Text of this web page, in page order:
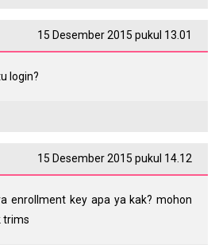
15 Desember 2015 pukul 13.01
login?
15 Desember 2015 pukul 14.12
enrollment key apa ya kak? mohon
trims